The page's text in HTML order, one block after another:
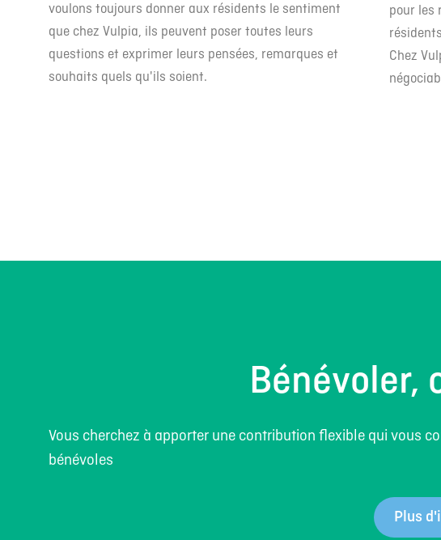
voulons toujours donner aux résidents le sentiment
que chez Vulpia, ils peuvent poser toutes leurs
questions et exprimer leurs pensées, remarques et
souhaits quels qu'ils soient.
pour les
Chez
Bénévoler,
Vous cherchez à apporter une contribution flexible qui vous
bénévoles
Plus